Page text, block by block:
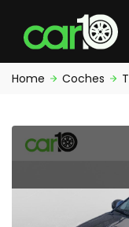
Home Coches